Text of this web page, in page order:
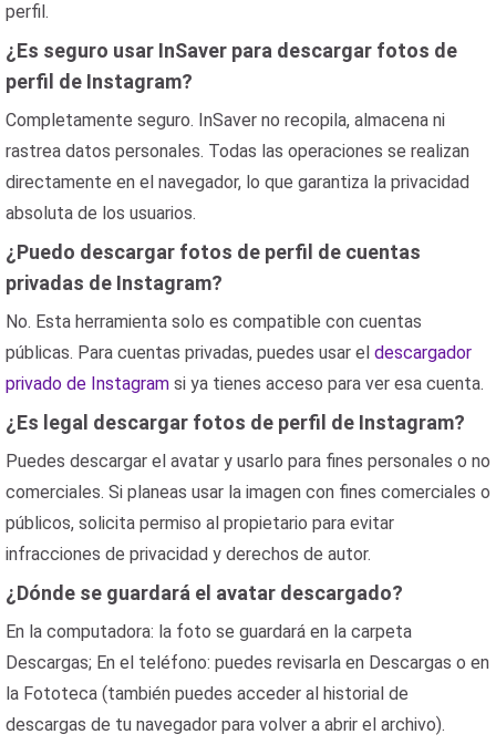
perfil.
¿Es seguro usar InSaver para descargar fotos de
perfil de Instagram?
Completamente seguro. InSaver no recopila, almacena ni
rastrea datos personales. Todas las operaciones se realizan
directamente en el navegador, lo que garantiza la privacidad
absoluta de los usuarios.
¿Puedo descargar fotos de perfil de cuentas
privadas de Instagram?
No. Esta herramienta solo es compatible con cuentas
públicas. Para cuentas privadas, puedes usar el descargador
privado de Instagram si ya tienes acceso para ver esa cuenta.
¿Es legal descargar fotos de perfil de Instagram?
Puedes descargar el avatar y usarlo para fines personales o no
comerciales. Si planeas usar la imagen con fines comerciales o
públicos, solicita permiso al propietario para evitar
infracciones de privacidad y derechos de autor.
¿Dónde se guardará el avatar descargado?
En la computadora: la foto se guardará en la carpeta
Descargas; En el teléfono: puedes revisarla en Descargas o en
la Fototeca (también puedes acceder al historial de
descargas de tu navegador para volver a abrir el archivo).